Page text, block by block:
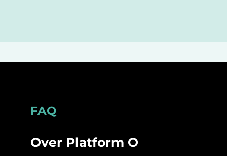
Footer
FAQ
Over Platform O